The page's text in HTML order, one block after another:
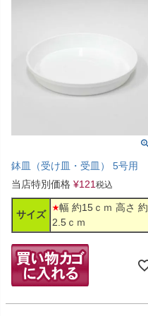
鉢皿（受け皿・受皿） 5号用
当店特別価格 ¥121 税込
サイズ
幅 約15ｃｍ 高さ 約
2.5ｃｍ